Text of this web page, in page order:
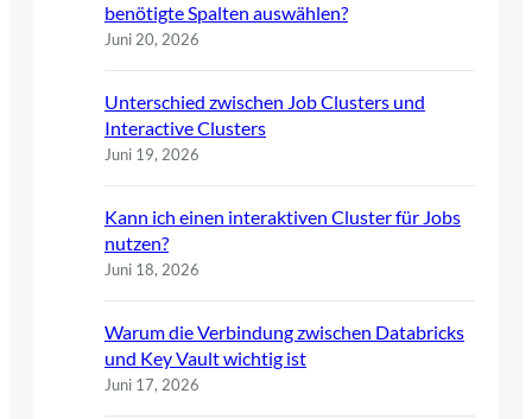
benötigte Spalten auswählen?
Juni 20, 2026
Unterschied zwischen Job Clusters und
Interactive Clusters
Juni 19, 2026
Kann ich einen interaktiven Cluster für Jobs
nutzen?
Juni 18, 2026
Warum die Verbindung zwischen Databricks
und Key Vault wichtig ist
Juni 17, 2026